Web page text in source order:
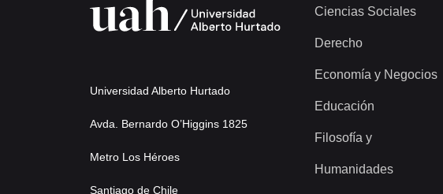
Universidad Alberto Hurtado
Avda. Bernardo O’Higgins 1825
Metro Los Héroes
Santiago de Chile
Ciencias Sociales
Derecho
Economía y Negocios
Educación
Filosofía y
Humanidades